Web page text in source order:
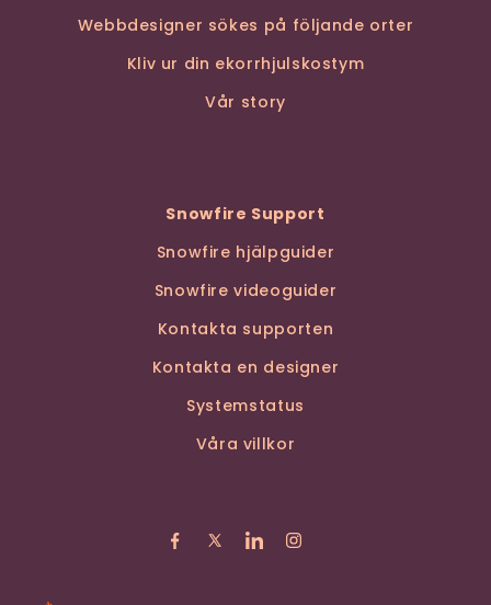
Webbdesigner sökes på följande orter
Kliv ur din ekorrhjulskostym
Vår story
Snowfire Support
Snowfire hjälpguider
Snowfire videoguider
Kontakta supporten
Kontakta en designer
Systemstatus
Våra villkor